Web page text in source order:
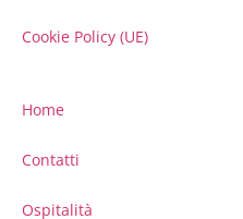
Cookie Policy (UE)
Home
Contatti
Ospitalità